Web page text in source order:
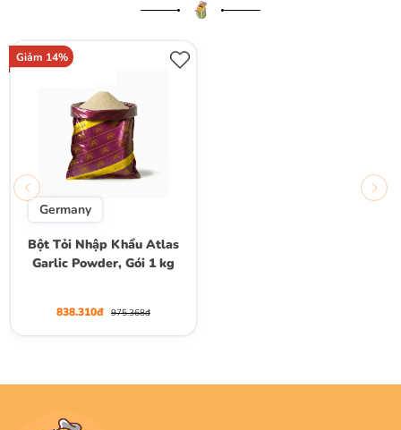
Giảm 14%
Germany
Bột Tỏi Nhập Khẩu Atlas
Garlic Powder, Gói 1 kg
838.310đ 975.368đ